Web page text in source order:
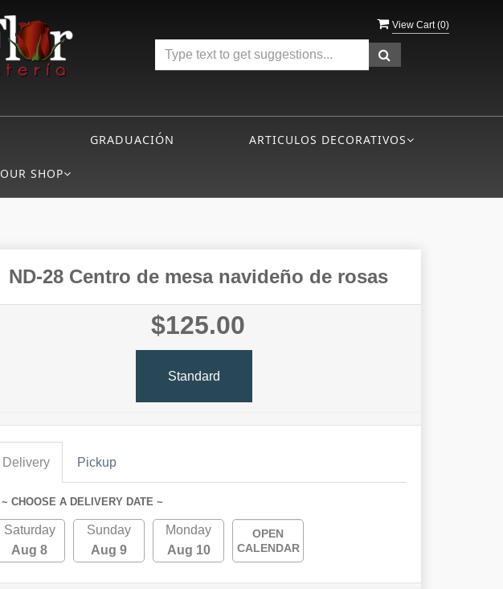
View Cart (0)
GRADUACIÓN ARTICULOS DECORATIVOS
OUR SHOP
ND-28 Centro de mesa navideño de rosas
$125.00
Standard
Delivery Pickup
~ CHOOSE A DELIVERY DATE ~
Saturday
Aug 8
Sunday
Aug 9
Monday
Aug 10
OPEN
CALENDAR